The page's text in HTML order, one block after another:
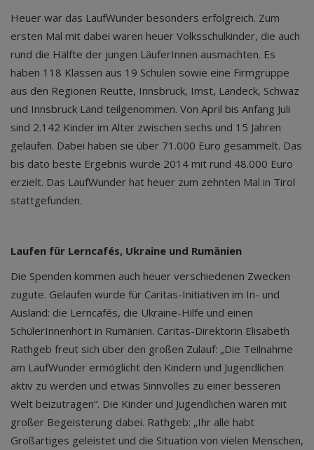
Heuer war das LaufWunder besonders erfolgreich. Zum
ersten Mal mit dabei waren heuer Volksschulkinder, die auch
rund die Hälfte der jungen LäuferInnen ausmachten. Es
haben 118 Klassen aus 19 Schulen sowie eine Firmgruppe
aus den Regionen Reutte, Innsbruck, Imst, Landeck, Schwaz
und Innsbruck Land teilgenommen. Von April bis Anfang Juli
sind 2.142 Kinder im Alter zwischen sechs und 15 Jahren
gelaufen. Dabei haben sie über 71.000 Euro gesammelt. Das
bis dato beste Ergebnis wurde 2014 mit rund 48.000 Euro
erzielt. Das LaufWunder hat heuer zum zehnten Mal in Tirol
stattgefunden.
Laufen für Lerncafés, Ukraine und Rumänien
Die Spenden kommen auch heuer verschiedenen Zwecken
zugute. Gelaufen wurde für Caritas-Initiativen im In- und
Ausland: die Lerncafés, die Ukraine-Hilfe und einen
SchülerInnenhort in Rumänien. Caritas-Direktorin Elisabeth
Rathgeb freut sich über den großen Zulauf: „Die Teilnahme
am LaufWunder ermöglicht den Kindern und Jugendlichen
aktiv zu werden und etwas Sinnvolles zu einer besseren
Welt beizutragen“. Die Kinder und Jugendlichen waren mit
großer Begeisterung dabei. Rathgeb: „Ihr alle habt
Großartiges geleistet und die Situation von vielen Menschen,